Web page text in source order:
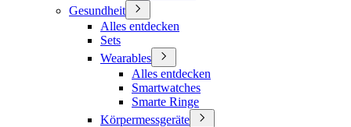
Gesundheit
Alles entdecken
Sets
Wearables
Alles entdecken
Smartwatches
Smarte Ringe
Körpermessgeräte